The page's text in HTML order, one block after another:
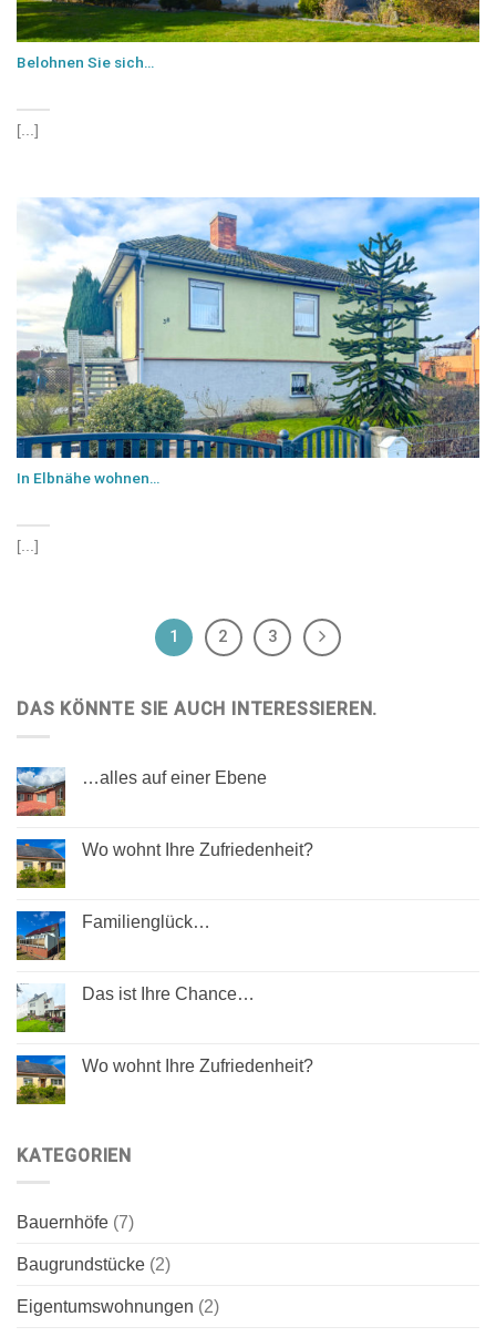
Belohnen Sie sich…
[...]
In Elbnähe wohnen…
[...]
1 2 3
DAS KÖNNTE SIE AUCH INTERESSIEREN.
…alles auf einer Ebene
Wo wohnt Ihre Zufriedenheit?
Familienglück…
Das ist Ihre Chance…
Wo wohnt Ihre Zufriedenheit?
KATEGORIEN
Bauernhöfe (7)
Baugrundstücke (2)
Eigentumswohnungen (2)